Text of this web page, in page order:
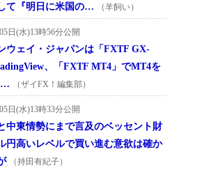
て『明日に米国の…
（羊飼い）
日(水)13時56分公開
ウェイ・ジャパンは「FXTF GX-
、「FXTF MT4」でMT4を
（ザイFX！編集部）
日(水)13時33分公開
中東情勢にまで言及のベッセント財
円高いレベルで買い進む意欲は確か
（持田有紀子）